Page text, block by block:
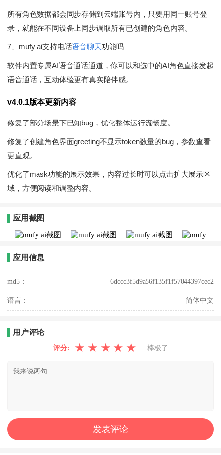
所有角色数据都会同步存储到云端账号内，只要用同一账号登
录，就能在不同设备上同步调取所有已创建的角色内容。
7、mufy ai支持电话语音聊天功能吗
软件内置专属AI语音通话通道，你可以和选中的AI角色直接发起
语音通话，互动体验更有真实陪伴感。
v4.0.1版本更新内容
修复了部分场景下已知bug，优化整体运行流畅度。
修复了创建角色界面greeting不显示token数量的bug，参数查看
更直观。
优化了mask功能的展示效果，内容过长时可以点击扩大展示区
域，方便阅读和调整内容。
应用截图
应用信息
md5： 6dccc3f5d9a56f135f1f57044397cec2
语言： 简体中文
用户评论
评分: ★ ★ ★ ★ ★ 棒极了